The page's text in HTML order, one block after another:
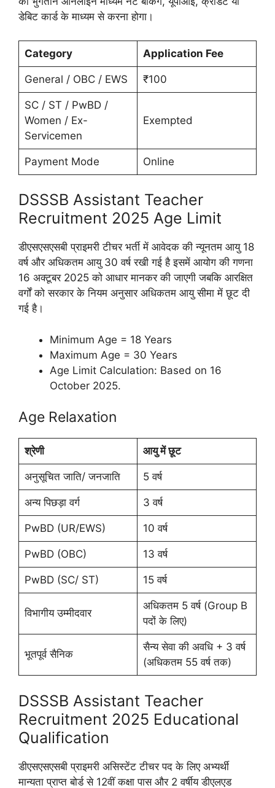
डेबिट कार्ड के माध्यम से करना होगा।
Category Application Fee
General / OBC / EWS ₹100
SC / ST / PwBD /
Women / Ex-
Servicemen
Exempted
Payment Mode Online
DSSSB Assistant Teacher
Recruitment 2025 Age Limit
डीएसएसएसबी प्राइमरी टीचर भर्ती में आवेदक की न्यूनतम आयु 18
वर्ष और अधिकतम आयु 30 वर्ष रखी गई है इसमें आयोग की गणना
16 अक्टूबर 2025 को आधार मानकर की जाएगी जबकि आरक्षित
वर्गों को सरकार के नियम अनुसार अधिकतम आयु सीमा में छूट दी
गई है।
Minimum Age = 18 Years
Maximum Age = 30 Years
Age Limit Calculation: Based on 16
October 2025.
Age Relaxation
श्रेणी आयु में छूट
अनुसूचित जाति/ जनजाति 5 वर्ष
अन्य पिछड़ा वर्ग 3 वर्ष
PwBD (UR/EWS) 10 वर्ष
PwBD (OBC) 13 वर्ष
PwBD (SC/ ST) 15 वर्ष
विभागीय उम्मीदवार
अधिकतम 5 वर्ष (Group B
पदों के लिए)
भूतपूर्व सैनिक
सैन्य सेवा की अवधि + 3 वर्ष
(अधिकतम 55 वर्ष तक)
DSSSB Assistant Teacher
Recruitment 2025 Educational
Qualification
डीएसएसएसबी प्राइमरी असिस्टेंट टीचर पद के लिए अभ्यर्थी
मान्यता प्राप्त बोर्ड से 12वीं कक्षा पास और 2 वर्षीय डीएलएड